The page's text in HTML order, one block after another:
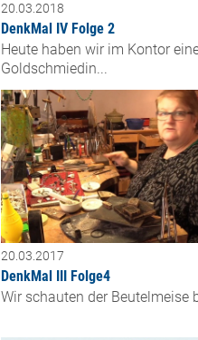
20.03.2018
DenkMal IV Folge 2
Heute haben wir im Kontor
Goldschmiedin...
20.03.2017
DenkMal III Folge4
Wir schauten der Beutelmeise